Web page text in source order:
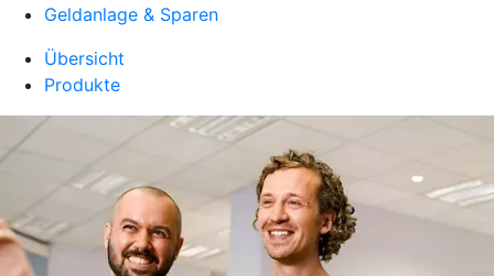
Geldanlage & Sparen
Übersicht
Produkte